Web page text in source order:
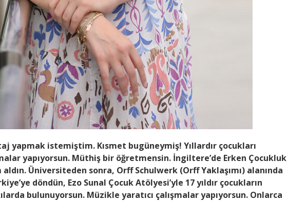
yapmak istemiştim. Kısmet bugüneymiş! Yıllardır çocukları
yapıyorsun. Müthiş bir öğretmensin. İngiltere’de Erken Çocukluk
Üniversiteden sonra, Orff Schulwerk (Orff Yaklaşımı) alanında
döndün, Ezo Sunal Çocuk Atölyesi’yle 17 yıldır çocukların
bulunuyorsun. Müzikle yaratıcı çalışmalar yapıyorsun. Onlarca